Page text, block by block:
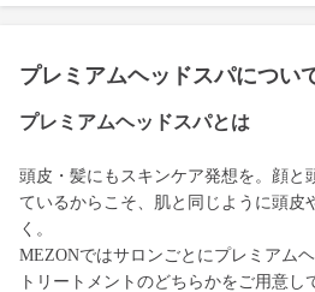
プレミアムヘッドスパについ
プレミアムヘッドスパとは
頭皮・髪にもスキンケア発想を。顔と
ているからこそ、肌と同じように頭皮
く。
MEZONではサロンごとにプレミアム
トリートメントのどちらかをご用意し